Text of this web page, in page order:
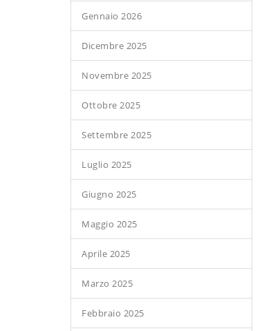
Gennaio 2026
Dicembre 2025
Novembre 2025
Ottobre 2025
Settembre 2025
Luglio 2025
Giugno 2025
Maggio 2025
Aprile 2025
Marzo 2025
Febbraio 2025